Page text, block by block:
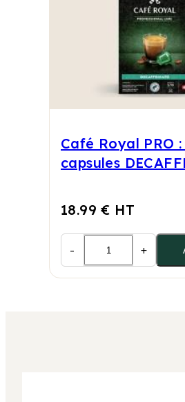
Café Royal PRO
capsules
18.99 € HT
- +